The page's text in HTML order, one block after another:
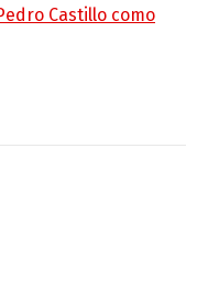
Castillo como